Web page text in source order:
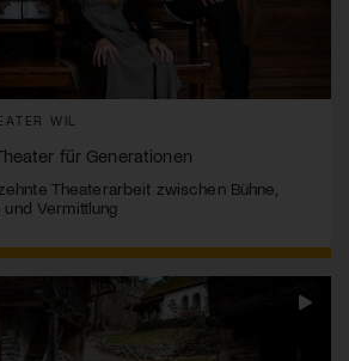
WIL
für Generationen
Theaterarbeit zwischen Bühne,
Vermittlung